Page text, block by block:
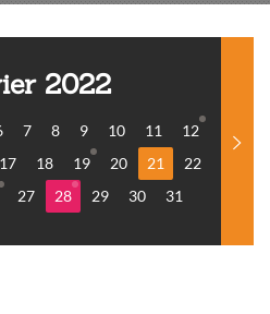
2022
7 8 9 10 11
12
17 18 19 20 21
22
27 28 29 30 31